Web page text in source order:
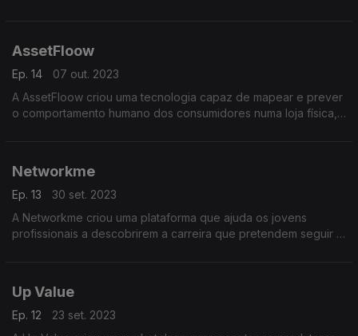
AssetFloow
Ep. 14
07 out. 2023
A AssetFloow criou uma tecnologia capaz de mapear e prever
o comportamento humano dos consumidores numa loja física,
Networkme
Ep. 13
30 set. 2023
A Networkme criou uma plataforma que ajuda os jovens
profissionais a descobrirem a carreira que pretendem seguir e
Up Value
Ep. 12
23 set. 2023